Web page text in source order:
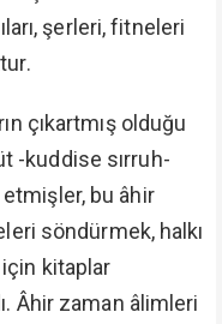
şerleri, fitneleri
çıkartmış olduğu
-kuddise sırruh-
bu âhir
söndürmek, halkı
için kitaplar
Âhir zaman âlimleri